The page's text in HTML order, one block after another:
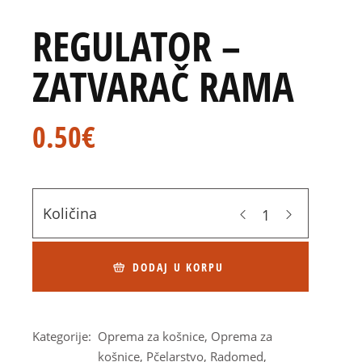
REGULATOR –
ZATVARAČ RAMA
0.50€
Količina
DODAJ U KORPU
Kategorije: Oprema za košnice, Oprema za
košnice, Pčelarstvo, Radomed,